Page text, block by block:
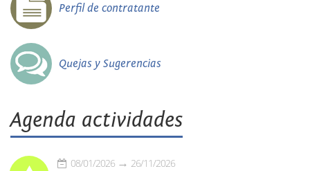
Perfil de contratante
Quejas y Sugerencias
Agenda actividades
08/01/2026 26/11/2026